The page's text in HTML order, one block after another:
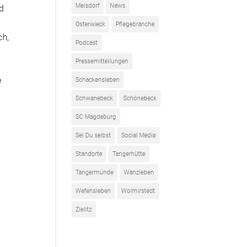
Meisdorf News
Osterwieck Pflegebranche
Podcast
Pressemitteilungen
Schackensleben
Schwanebeck Schönebeck
SC Magdeburg
Sei Du selbst Social Media
Standorte Tangerhütte
Tangermünde Wanzleben
Wefensleben Wolmirstedt
Zielitz